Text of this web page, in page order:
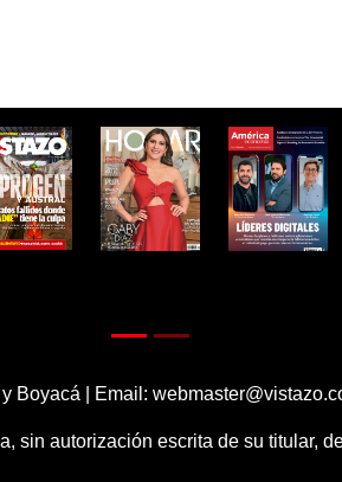
Boyacá | Email:
sin autorización escrita de su titular,